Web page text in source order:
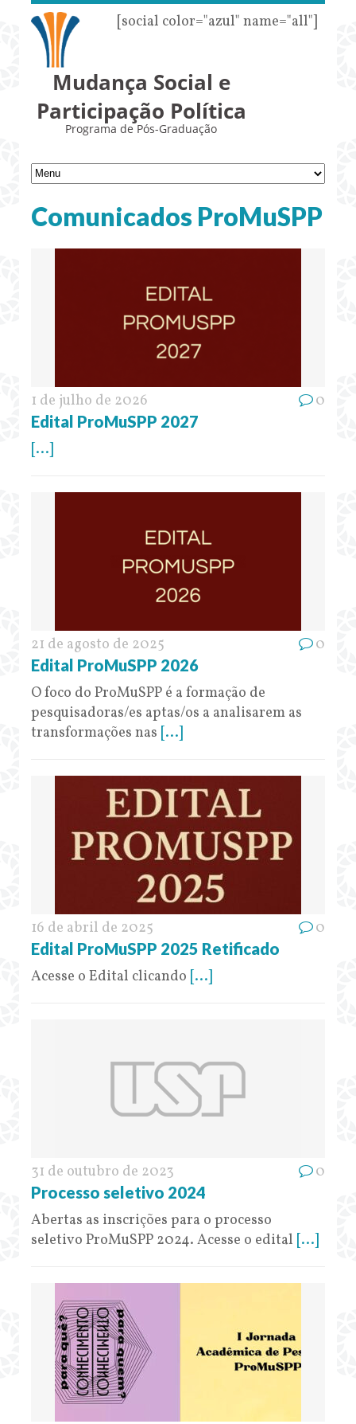
[social color="azul" name="all"]
Mudança Social e
Participação Política
Programa de Pós-Graduação
Comunicados ProMuSPP
1 de julho de 2026 0
Edital ProMuSPP 2027
[...]
21 de agosto de 2025 0
Edital ProMuSPP 2026
O foco do ProMuSPP é a formação de
pesquisadoras/es aptas/os a analisarem as
transformações nas [...]
16 de abril de 2025 0
Edital ProMuSPP 2025 Retificado
Acesse o Edital clicando [...]
31 de outubro de 2023 0
Processo seletivo 2024
Abertas as inscrições para o processo
seletivo ProMuSPP 2024. Acesse o edital [...]